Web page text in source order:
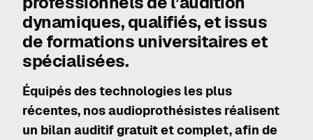
dynamiques, qualifiés, et issus
de formations universitaires et
spécialisées.
Équipés des technologies les plus
récentes, nos audioprothésistes réalisent
un bilan auditif gratuit et complet, afin de